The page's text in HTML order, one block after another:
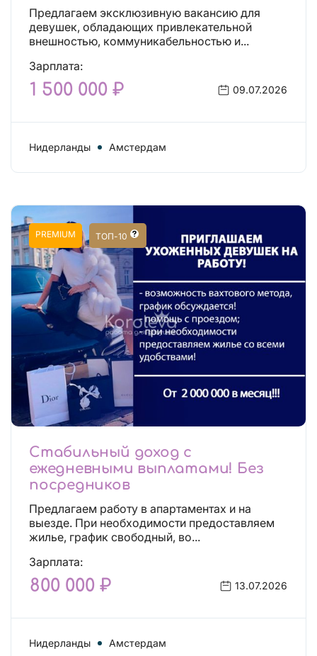
Предлагаем эксклюзивную вакансию для
девушек, обладающих привлекательной
внешностью, коммуникабельностью и...
Зарплата:
1 500 000 ₽ 09.07.2026
Нидерланды Амстердам
PREMIUM ТОП-10
Стабильный доход с
ежедневными выплатами! Без
посредников
Предлагаем работу в апартаментах и на
выезде. При необходимости предоставляем
жилье, график свободный, во...
Зарплата:
800 000 ₽ 13.07.2026
Нидерланды Амстердам